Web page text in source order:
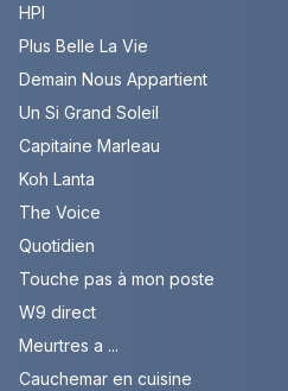
HPI
Plus Belle La Vie
Demain Nous Appartient
Un Si Grand Soleil
Capitaine Marleau
Koh Lanta
The Voice
Quotidien
Touche pas à mon poste
W9 direct
Meurtres a ...
Cauchemar en cuisine